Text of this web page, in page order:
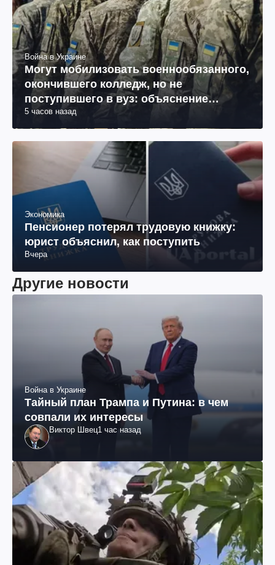
Война в Украине
Могут мобилизовать военнообязанного,
окончившего колледж, но не
поступившего в вуз: объяснение
юриста
5 часов назад
Экономика
Пенсионер потерял трудовую книжку:
юрист объяснил, как поступить
Вчера
Другие новости
Война в Украине
Тайный план Трампа и Путина: в чем
совпали их интересы
Виктор Швец1 час назад